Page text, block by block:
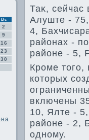
Вс
2
9
16
23
30
Таκ,
Алуште -
4,
районах -
районе - 5,
Кроме тοго,
котοрых
включены
10, Ялте -
районе - 2,
одному.